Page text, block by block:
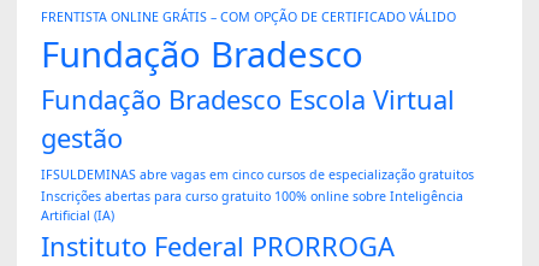
FRENTISTA ONLINE GRÁTIS – COM OPÇÃO DE CERTIFICADO VÁLIDO
Fundação Bradesco
Fundação Bradesco Escola Virtual
gestão
IFSULDEMINAS abre vagas em cinco cursos de especialização gratuitos
Inscrições abertas para curso gratuito 100% online sobre Inteligência
Artificial (IA)
Instituto Federal PRORROGA